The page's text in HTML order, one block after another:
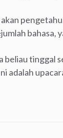
tinggal
adalah